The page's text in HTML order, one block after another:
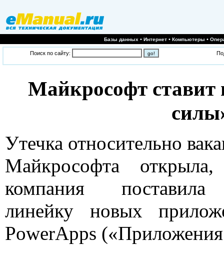
Базы данных • Интернет • Компьютеры •
Поиск по сайту:
Майкрософт ставит
Утечка относительно
Майкрософта
компания
линейку новых
PowerApps